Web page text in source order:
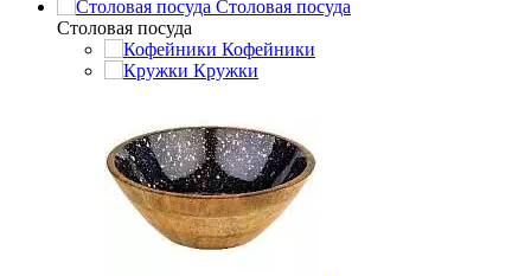
Столовая посуда
Столовая посуда
Кофейники
Кружки